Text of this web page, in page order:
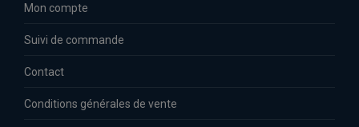
Mon compte
Suivi de commande
Contact
Conditions générales de vente